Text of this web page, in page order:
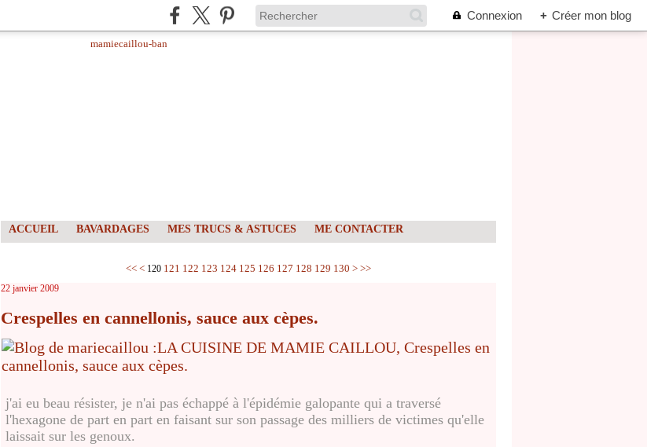
Connexion + Créer mon blog
ACCUEIL BAVARDAGES MES TRUCS & ASTUCES ME CONTACTER
<< < 100
110
120 121 122 123 124 125 126 127 128 129 130 > >>
22 janvier 2009
Crespelles en cannellonis, sauce aux cèpes.
j'ai eu beau résister, je n'ai pas échappé à l'épidémie galopante qui a traversé
l'hexagone de part en part en faisant sur son passage des milliers de victimes qu'elle
laissait sur les genoux.